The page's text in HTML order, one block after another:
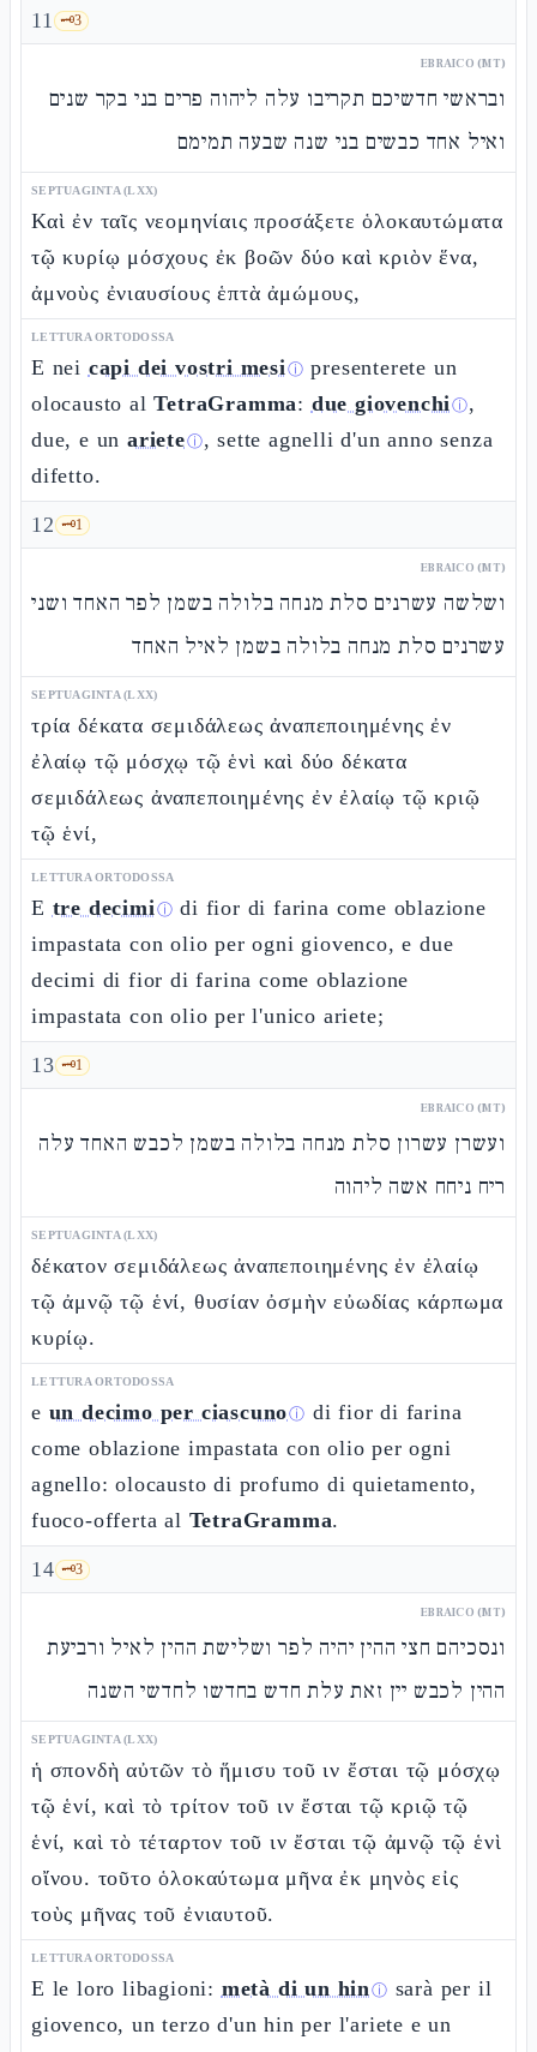
11 🗝️3
EBRAICO (MT)
ובראשי חדשיכם תקריבו עלה ליהוה פרים בני בקר שנים
ואיל אחד כבשים בני שנה שבעה תמימם
SEPTUAGINTA (LXX)
Καὶ ἐν ταῖς νεομηνίαις προσάξετε ὁλοκαυτώματα
τῷ κυρίῳ μόσχους ἐκ βοῶν δύο καὶ κριὸν ἕνα,
ἀμνοὺς ἐνιαυσίους ἑπτὰ ἀμώμους,
LETTURA ORTODOSSA
E nei capi dei vostri mesiⓘ presenterete un
olocausto alTetraGramma: due giovenchiⓘ,
due, e unarieteⓘ, sette agnelli d'un anno senza
difetto.
12 🗝️1
EBRAICO (MT)
ושלשה עשרנים סלת מנחה בלולה בשמן לפר האחד ושני
עשרנים סלת מנחה בלולה בשמן לאיל האחד
SEPTUAGINTA (LXX)
τρία δέκατα σεμιδάλεως ἀναπεποιημένης ἐν
ἐλαίῳ τῷ μόσχῳ τῷ ἑνὶ καὶ δύο δέκατα
σεμιδάλεως ἀναπεποιημένης ἐν ἐλαίῳ τῷ κριῷ
τῷ ἑνί,
LETTURA ORTODOSSA
E tre decimiⓘ di fior di farina come oblazione
impastata con olio per ogni giovenco, e due
decimi di fior di farina come oblazione
impastata con olio per l'unico ariete;
13 🗝️1
EBRAICO (MT)
ועשרן עשרון סלת מנחה בלולה בשמן לכבש האחד עלה
ריח ניחח אשה ליהוה
SEPTUAGINTA (LXX)
δέκατον σεμιδάλεως ἀναπεποιημένης ἐν ἐλαίῳ
τῷ ἀμνῷ τῷ ἑνί, θυσίαν ὀσμὴν εὐωδίας κάρπωμα
κυρίῳ.
LETTURA ORTODOSSA
e un decimo per ciascunoⓘ di fior di farina
come oblazione impastata con olio per ogni
agnello: olocausto di profumo di quietamento,
fuoco-offerta al TetraGramma.
14 🗝️3
EBRAICO (MT)
ונסכיהם חצי ההין יהיה לפר ושלישת ההין לאיל ורביעת
ההין לכבש יין זאת עלת חדש בחדשו לחדשי השנה
SEPTUAGINTA (LXX)
ἡ σπονδὴ αὐτῶν τὸ ἥμισυ τοῦ ιν ἔσται τῷ μόσχῳ
τῷ ἑνί, καὶ τὸ τρίτον τοῦ ιν ἔσται τῷ κριῷ τῷ
ἑνί, καὶ τὸ τέταρτον τοῦ ιν ἔσται τῷ ἀμνῷ τῷ ἑνὶ
οἴνου. τοῦτο ὁλοκαύτωμα μῆνα ἐκ μηνὸς εἰς
τοὺς μῆνας τοῦ ἐνιαυτοῦ.
LETTURA ORTODOSSA
E le loro libagioni: metà di un hinⓘ sarà per il
giovenco, un terzo d'un hin per l'ariete e un